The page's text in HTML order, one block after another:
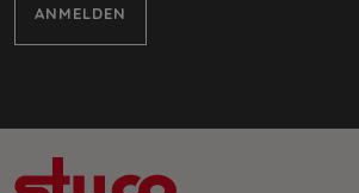
ANMELDEN